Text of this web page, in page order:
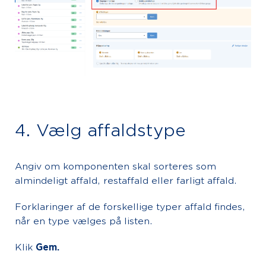
4. Vælg affaldstype
Angiv om komponenten skal sorteres som
almindeligt affald, restaffald eller farligt affald.
Forklaringer af de forskellige typer affald findes,
når en type vælges på listen.
Klik Gem.